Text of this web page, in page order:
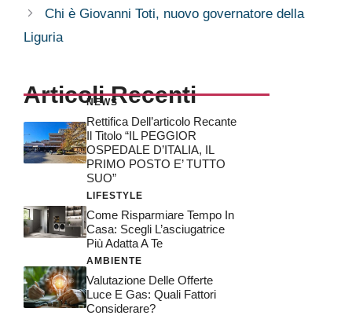
Chi è Giovanni Toti, nuovo governatore della
Liguria
Articoli Recenti
NEWS
Rettifica Dell’articolo Recante
Il Titolo “IL PEGGIOR
OSPEDALE D’ITALIA, IL
PRIMO POSTO E’ TUTTO
SUO”
LIFESTYLE
Come Risparmiare Tempo In
Casa: Scegli L’asciugatrice
Più Adatta A Te
AMBIENTE
Valutazione Delle Offerte
Luce E Gas: Quali Fattori
Considerare?